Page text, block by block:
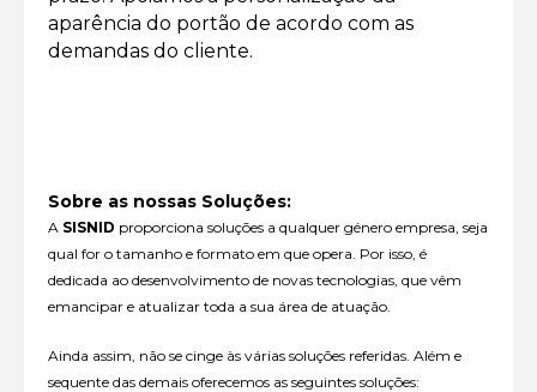
aparência do portão de acordo com as
demandas do cliente.
Sobre as nossas Soluções:
A SISNID proporciona soluções a qualquer género empresa, seja
qual for o tamanho e formato em que opera. Por isso, é
dedicada ao desenvolvimento de novas tecnologias, que vêm
emancipar e atualizar toda a sua área de atuação.
Ainda assim, não se cinge às várias soluções referidas. Além e
sequente das demais oferecemos as seguintes soluções: